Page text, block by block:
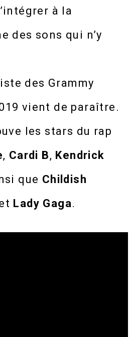
à la
des sons qui n’y
des Grammy
vient de paraître.
les stars du rap
, Cardi B, Kendrick
que Childish
Lady Gaga.